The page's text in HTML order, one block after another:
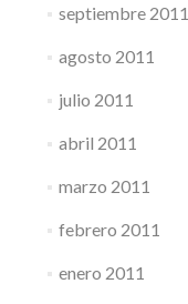
septiembre 2011
agosto 2011
julio 2011
abril 2011
marzo 2011
febrero 2011
enero 2011